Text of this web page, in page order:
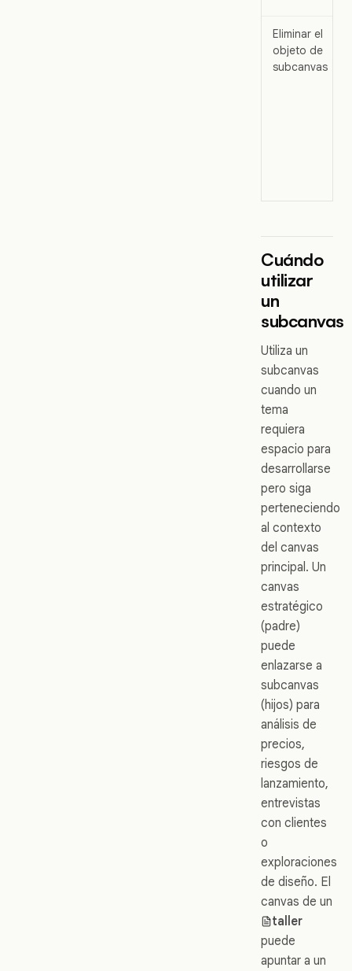
Eliminar el
objeto de
subcanvas
Cuándo
utilizar
un
subcanvas
Utiliza un
subcanvas
cuando un
tema
requiera
espacio para
desarrollarse
pero siga
perteneciendo
al contexto
del canvas
principal. Un
canvas
estratégico
(padre)
puede
enlazarse a
subcanvas
(hijos) para
análisis de
precios,
riesgos de
lanzamiento,
entrevistas
con clientes
o
exploraciones
de diseño. El
canvas de un
taller
puede
apuntar a un